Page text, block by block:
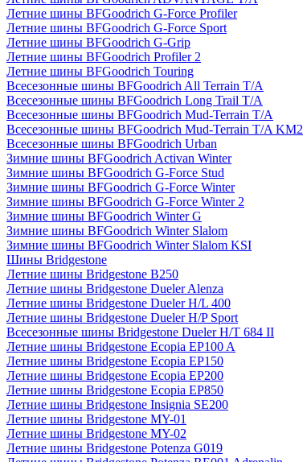
Летние шины BFGoodrich G-Force Profiler
Летние шины BFGoodrich G-Force Sport
Летние шины BFGoodrich G-Grip
Летние шины BFGoodrich Profiler 2
Летние шины BFGoodrich Touring
Всесезонные шины BFGoodrich All Terrain T/A
Всесезонные шины BFGoodrich Long Trail T/A
Всесезонные шины BFGoodrich Mud-Terrain T/A
Всесезонные шины BFGoodrich Mud-Terrain T/A KM2
Всесезонные шины BFGoodrich Urban
Зимние шины BFGoodrich Activan Winter
Зимние шины BFGoodrich G-Force Stud
Зимние шины BFGoodrich G-Force Winter
Зимние шины BFGoodrich G-Force Winter 2
Зимние шины BFGoodrich Winter G
Зимние шины BFGoodrich Winter Slalom
Зимние шины BFGoodrich Winter Slalom KSI
Шины Bridgestone
Летние шины Bridgestone B250
Летние шины Bridgestone Dueler Alenza
Летние шины Bridgestone Dueler H/L 400
Летние шины Bridgestone Dueler H/P Sport
Всесезонные шины Bridgestone Dueler H/T 684 II
Летние шины Bridgestone Ecopia EP100 A
Летние шины Bridgestone Ecopia EP150
Летние шины Bridgestone Ecopia EP200
Летние шины Bridgestone Ecopia EP850
Летние шины Bridgestone Insignia SE200
Летние шины Bridgestone MY-01
Летние шины Bridgestone MY-02
Летние шины Bridgestone Potenza G019